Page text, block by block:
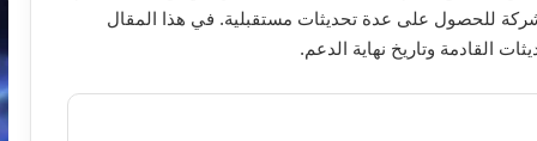
للحصول على عدة تحديثات مستقبلية. في هذا المقال
القادمة وتاريخ نهاية الدعم.